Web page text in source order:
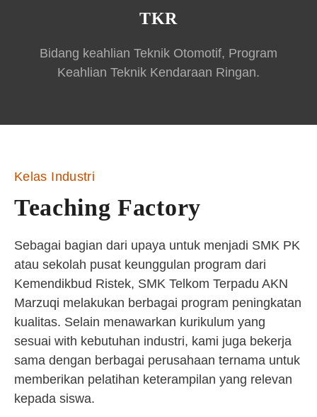
TKR
Bidang keahlian Teknik Otomotif, Program
Keahlian Teknik Kendaraan Ringan.
Kelas Industri
Teaching Factory
Sebagai bagian dari upaya untuk menjadi SMK PK
atau sekolah pusat keunggulan program dari
Kemendikbud Ristek, SMK Telkom Terpadu AKN
Marzuqi melakukan berbagai program peningkatan
kualitas. Selain menawarkan kurikulum yang
sesuai with kebutuhan industri, kami juga bekerja
sama dengan berbagai perusahaan ternama untuk
memberikan pelatihan keterampilan yang relevan
kepada siswa.